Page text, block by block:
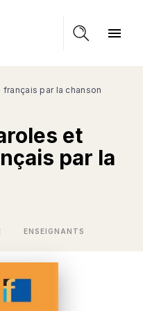
CONTENU
menu
par la chanson
et
par la
ENSEIGNANTS